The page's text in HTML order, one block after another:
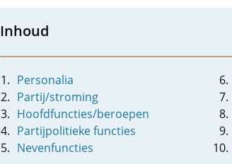
Inhoud
Personalia
Partij/stroming
Hoofdfuncties/beroepen
Partijpolitieke functies
Nevenfuncties